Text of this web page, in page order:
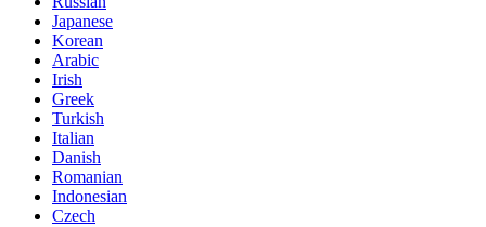
Japanese
Korean
Arabic
Irish
Greek
Turkish
Italian
Danish
Romanian
Indonesian
Czech